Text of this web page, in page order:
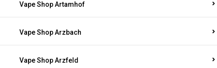
Vape Shop Artamhof
Vape Shop Arzbach
Vape Shop Arzfeld